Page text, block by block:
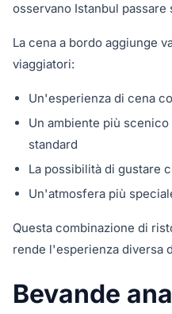
osservano Istanbul passare
La cena a bordo aggiunge
viaggiatori:
Un'esperienza di cena
Un ambiente più
standard
La possibilità di gustare
Un'atmosfera più
Questa combinazione di
rende l'esperienza diversa
Bevande